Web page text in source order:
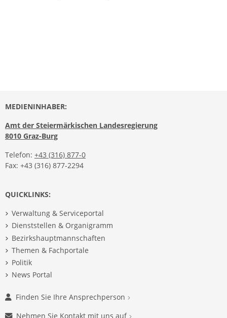
MEDIENINHABER:
Amt der Steiermärkischen Landesregierung
8010 Graz-Burg
Telefon: +43 (316) 877-0
Fax: +43 (316) 877-2294
QUICKLINKS:
Verwaltung & Serviceportal
Dienststellen & Organigramm
Bezirkshauptmannschaften
Themen & Fachportale
Politik
News Portal
Finden Sie Ihre Ansprechperson
Nehmen Sie Kontakt mit uns auf